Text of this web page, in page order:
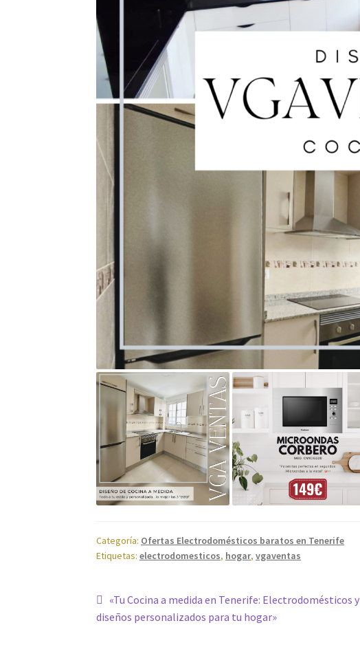
Categoría: Ofertas Electrodomésticos baratos en Tenerife
Etiquetas:electrodomesticos, hogar,vgaventas
Navegación
de
Anterior:
«Tu Cocina a medida en Tenerife: Electrodomésticos y
diseños personalizados para tu hogar»